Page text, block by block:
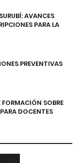
AVANCES
PARA LA
PREVENTIVAS
SOBRE
DOCENTES